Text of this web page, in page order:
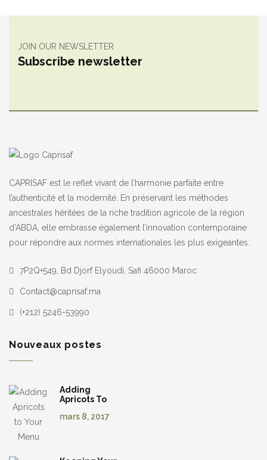
JOIN OUR NEWSLETTER
Subscribe newsletter
CAPRISAF est le reflet vivant de l’harmonie parfaite entre
l’authenticité et la modernité. En préservant les méthodes
ancestrales héritées de la riche tradition agricole de la région
d’ABDA, elle embrasse également l’innovation contemporaine
pour répondre aux normes internationales les plus exigeantes.
7P2Q+549, Bd Djorf Elyoudi, Safi 46000 Maroc
Contact@caprisaf.ma
(+212) 5246-53990
Nouveaux postes
Adding
Apricots To
mars 8, 2017